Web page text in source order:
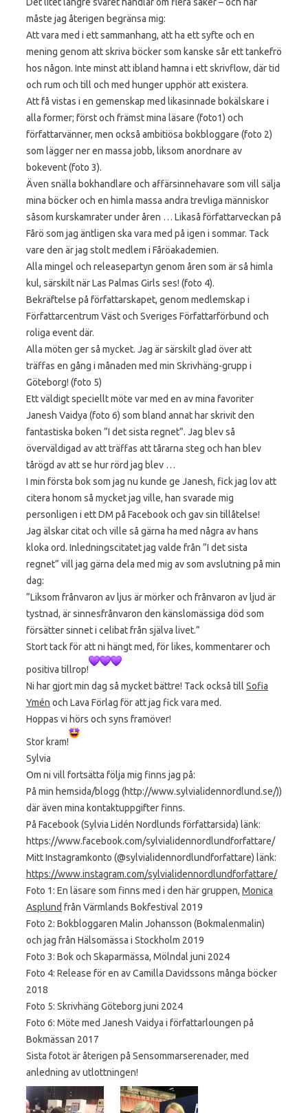
måste jag återigen begränsa mig:
Att vara med i ett sammanhang, att ha ett syfte och en
mening genom att skriva böcker som kanske sår ett tankefrö
hos någon. Inte minst att ibland hamna i ett skrivflow, där tid
och rum och till och med hunger upphör att existera.
Att få vistas i en gemenskap med likasinnade bokälskare i
alla former; först och främst mina läsare (foto1) och
författarvänner, men också ambitiösa bokbloggare (foto 2)
som lägger ner en massa jobb, liksom anordnare av
bokevent (foto 3).
Även snälla bokhandlare och affärsinnehavare som vill sälja
mina böcker och en himla massa andra trevliga människor
såsom kurskamrater under åren … Likaså författarveckan på
Fårö som jag äntligen ska vara med på igen i sommar. Tack
vare den är jag stolt medlem i Fåröakademien.
Alla mingel och releasepartyn genom åren som är så himla
kul, särskilt när Las Palmas Girls ses! (foto 4).
Bekräftelse på författarskapet, genom medlemskap i
Författarcentrum Väst och Sveriges Författarförbund och
roliga event där.
Alla möten ger så mycket. Jag är särskilt glad över att
träffas en gång i månaden med min Skrivhäng-grupp i
Göteborg! (foto 5)
Ett väldigt speciellt möte var med en av mina favoriter
Janesh Vaidya (foto 6) som bland annat har skrivit den
fantastiska boken ”I det sista regnet”. Jag blev så
överväldigad av att träffas att tårarna steg och han blev
tårögd av att se hur rörd jag blev …
I min första bok som jag nu kunde ge Janesh, fick jag lov att
citera honom så mycket jag ville, han svarade mig
personligen i ett DM på Facebook och gav sin tillåtelse!
Jag älskar citat och ville så gärna ha med några av hans
kloka ord. Inledningscitatet jag valde från ”I det sista
regnet” vill jag gärna dela med mig av som avslutning på min
dag:
”Liksom frånvaron av ljus är mörker och frånvaron av ljud är
tystnad, är sinnesfrånvaron den känslomässiga död som
försätter sinnet i celibat från själva livet.”
Stort tack för att ni hängt med, för likes, kommentarer och
positiva tillrop!
Ni har gjort min dag så mycket bättre! Tack också till Sofia
Ymén och Lava Förlag för att jag fick vara med.
Hoppas vi hörs och syns framöver!
Stor kram!
Sylvia
Om ni vill fortsätta följa mig finns jag på:
På min hemsida/blogg (http://www.sylvialidennordlund.se/))
där även mina kontaktuppgifter finns.
På Facebook (Sylvia Lidén Nordlunds författarsida) länk:
https://www.facebook.com/sylvialidennordlundforfattare/
Mitt Instagramkonto (@sylvialidennordlundforfattare) länk:
https://www.instagram.com/sylvialidennordlundforfattare/
Foto 1: En läsare som finns med i den här gruppen, Monica
Asplund från Värmlands Bokfestival 2019
Foto 2: Bokbloggaren Malin Johansson (Bokmalenmalin)
och jag från Hälsomässa i Stockholm 2019
Foto 3: Bok och Skaparmässa, Mölndal juni 2024
Foto 4: Release för en av Camilla Davidssons många böcker
2018
Foto 5: Skrivhäng Göteborg juni 2024
Foto 6: Möte med Janesh Vaidya i författarloungen på
Bokmässan 2017
Sista fotot är återigen på Sensommarserenader, med
anledning av utlottningen!